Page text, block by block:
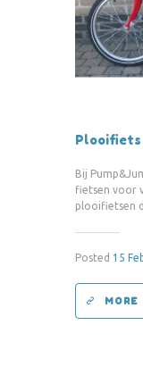
Plooifiets
Bij
fietsen voor
plooifietsen
Posted 15
MORE